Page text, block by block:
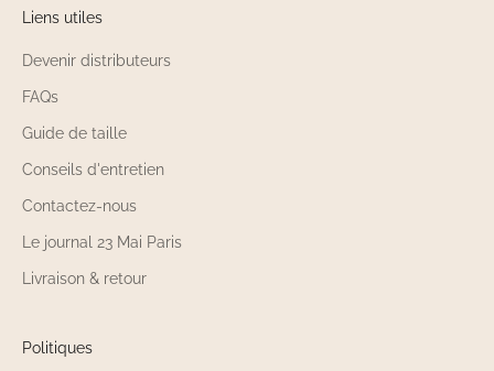
Liens utiles
Devenir distributeurs
FAQs
Guide de taille
Conseils d'entretien
Contactez-nous
Le journal 23 Mai Paris
Livraison & retour
Politiques